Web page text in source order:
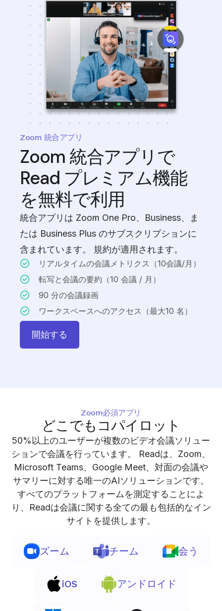
Zoom 統合アプリ
Zoom 統合アプリで
Read プレミアム機能
を無料で利用
統合アプリは Zoom One Pro、Business、ま
たは Business Plus のサブスクリプションに
含まれています。 規約が適用されます。
リアルタイムの会議メトリクス（10会議/月）
転写と会議の要約（10 会議 / 月）
90 分の会議録画
ワークスペースへのアクセス（最大10 名）
開始する
Zoom必須アプリ
どこでもコパイロット
50%以上のユーザーが複数のビデオ会議ソリュー
ションで会議を行っています。 Readは、Zoom、
Microsoft Teams、Google Meet、対面の会議や
サマリーに対する唯一のAIソリューションです。
すべてのプラットフォームを測定することによ
り、Readは会議に関する全ての最も包括的なイン
サイトを提供します。
ズーム チーム 会う
iOS アンドロイド